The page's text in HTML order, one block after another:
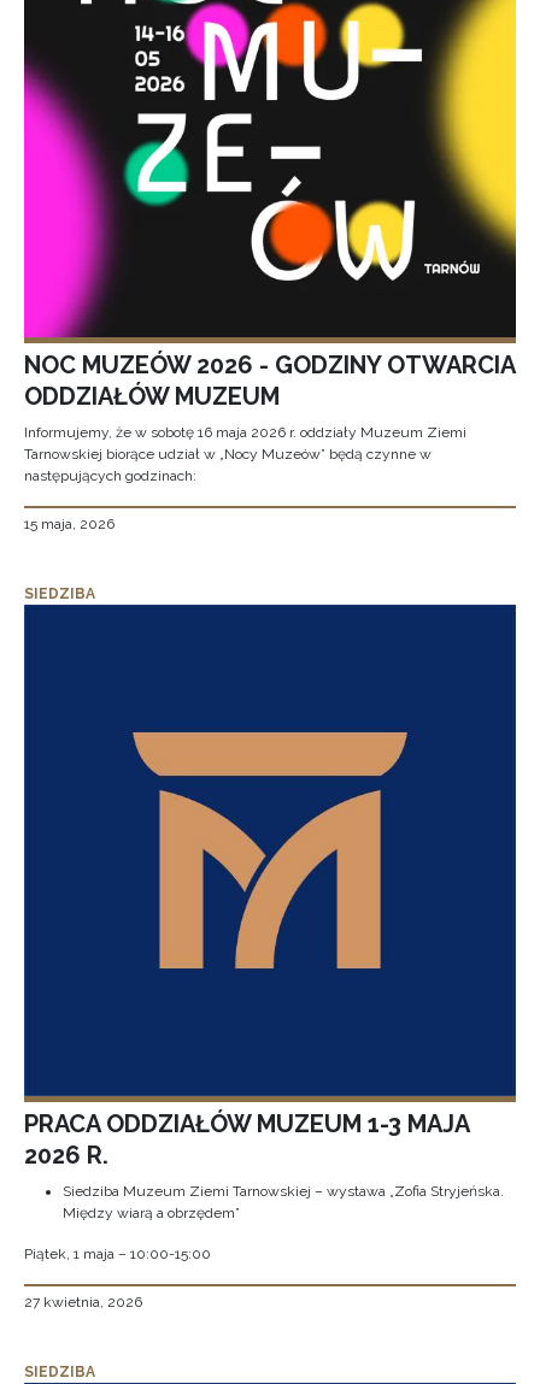
NOC MUZEÓW 2026 - GODZINY OTWARCIA
ODDZIAŁÓW MUZEUM
Informujemy, że w sobotę 16 maja 2026 r. oddziały Muzeum Ziemi
Tarnowskiej biorące udział w „Nocy Muzeów” będą czynne w
następujących godzinach:
15 maja, 2026
SIEDZIBA
PRACA ODDZIAŁÓW MUZEUM 1-3 MAJA
2026 R.
Siedziba Muzeum Ziemi Tarnowskiej – wystawa „Zofia Stryjeńska.
Między wiarą a obrzędem”
Piątek, 1 maja – 10:00-15:00
27 kwietnia, 2026
SIEDZIBA